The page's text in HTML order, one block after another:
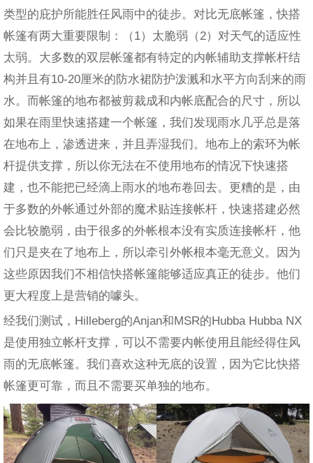
类型的庇护所能胜任风雨中的徒步。对比无底帐篷，快搭
帐篷有两大重要限制：（1）太脆弱（2）对天气的适应性
太弱。大多数的双层帐篷都有特定的内帐辅助支撑帐杆结
构并且有10-20厘米的防水裙防护泼溅和水平方向刮来的雨
水。而帐篷的地布都被剪裁成和内帐底配合的尺寸，所以
如果在雨里快速搭建一个帐篷，我们发现雨水几乎总是落
在地布上，渗透进来，并且弄湿我们。地布上的索环为帐
杆提供支撑，所以你无法在不使用地布的情况下快速搭
建，也不能把已经滴上雨水的地布卷回去。更糟的是，由
于多数的外帐通过外部的魔术贴连接帐杆，快速搭建必然
会比较脆弱，由于很多的外帐根本没有实质连接帐杆，他
们只是夹在了地布上，所以牵引外帐根本毫无意义。因为
这些原因我们不相信快搭帐篷能够适应真正的徒步。他们
更大程度上是营销的噱头。
经我们测试，Hilleberg的Anjan和MSR的Hubba Hubba NX
是使用独立帐杆支撑，可以不需要内帐使用且能经得住风
雨的无底帐篷。我们喜欢这种无底的设置，因为它比快搭
帐篷更可靠，而且不需要买单独的地布。